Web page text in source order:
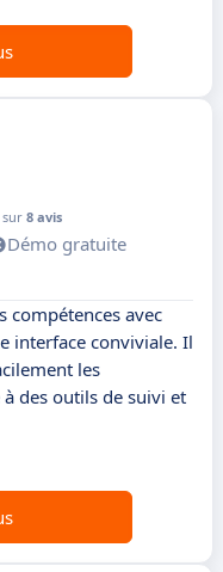
sur 8 avis
Démo gratuite
compétences avec
interface conviviale. Il
les
des outils de suivi et